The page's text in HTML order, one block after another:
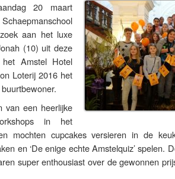
20 maart
aan het luxe
(10) uit deze
Amstel Hotel
Loterij 2016 het
van een heerlijke
in het
mochten cupcakes versieren in de
en ‘De enige echte Amstelquiz’ spelen.
super enthousiast over de gewonnen